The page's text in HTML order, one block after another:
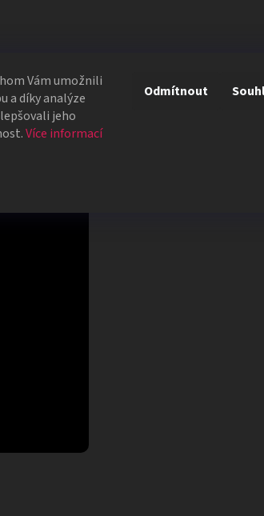
Vám umožnili
a díky analýze
jeho
Více informací
Odmítnout